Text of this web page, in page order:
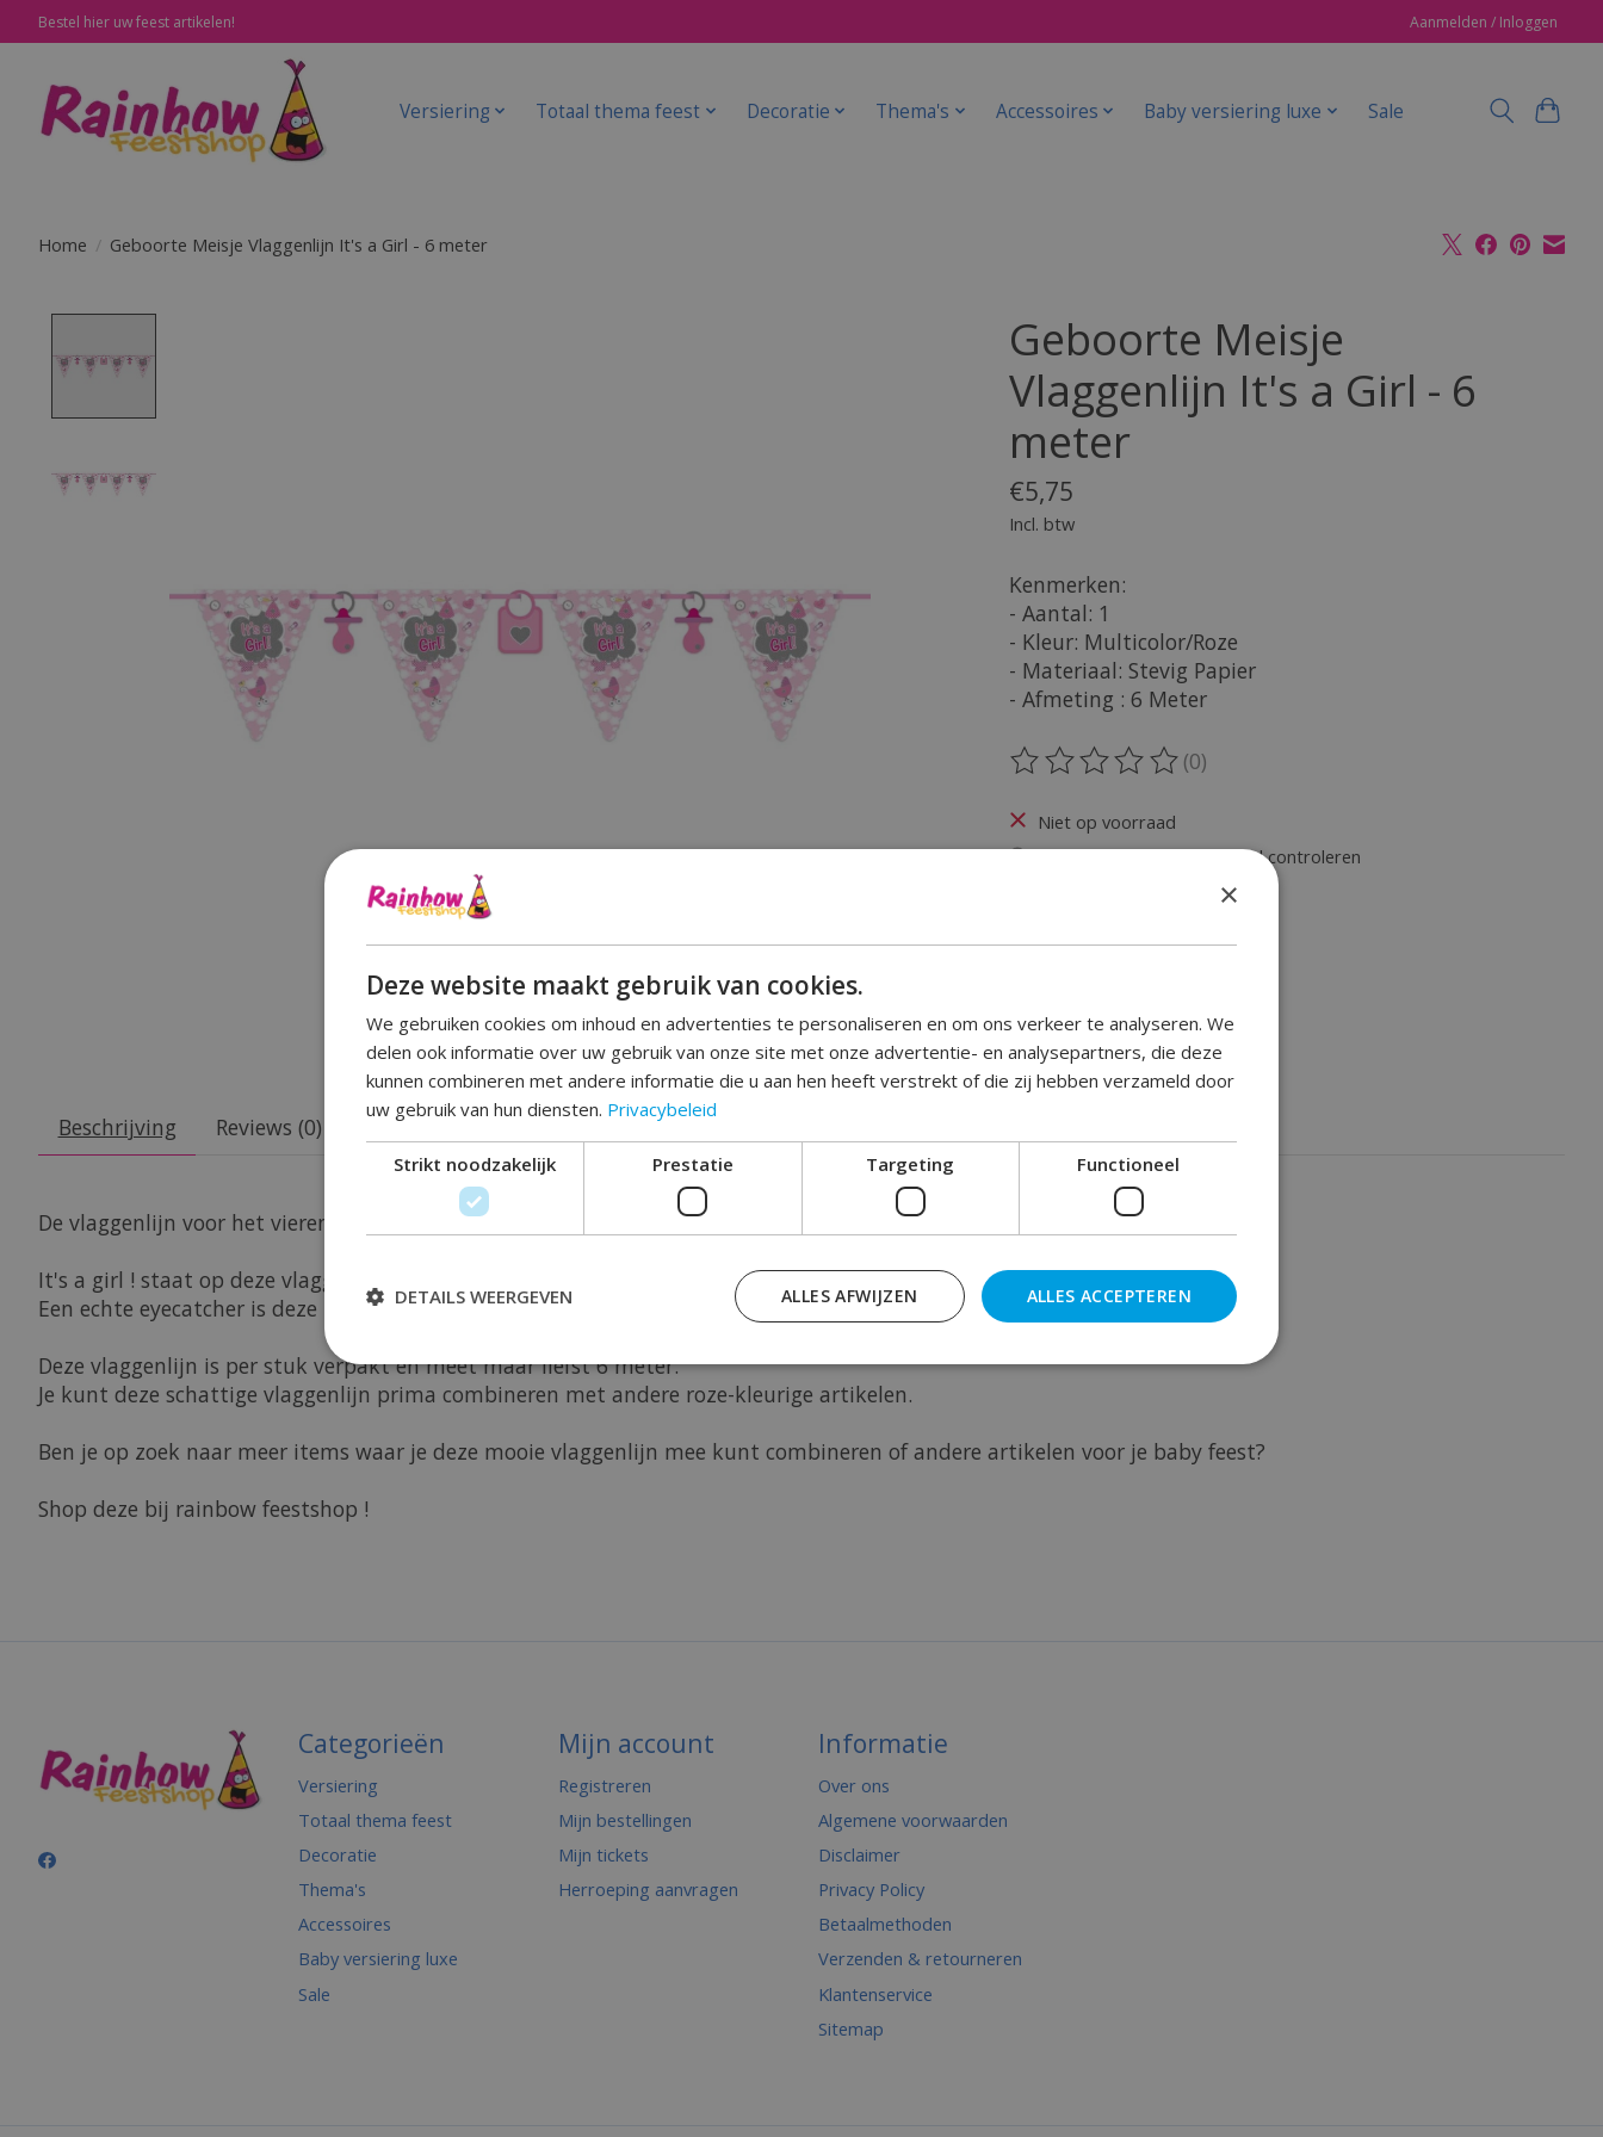
Bestel hier uw feest artikelen! Aanmelden / Inloggen
Versiering Totaal thema feest Decoratie Thema's Accessoires Baby versiering luxe Sale
Home / Geboorte Meisje Vlaggenlijn It's a Girl - 6 meter
Geboorte Meisje
Vlaggenlijn It's a Girl - 6
meter
€5,75
Incl. btw
Kenmerken:
- Aantal: 1
- Kleur: Multicolor/Roze
- Materiaal: Stevig Papier
- Afmeting : 6 Meter
De beoordeling van dit product is
(0)
Niet op voorraad
Beschikbaarheid in de winkel controleren
Beschrijving Reviews (0)
De vlaggenlijn voor het vieren van de geboorte van een meisje of het vieren van een babyshower !
It's a girl ! staat op deze vlaggenlijn gedrukt met afwisselende figuren van een slab en speen.
Een echte eyecatcher is deze zachtroze kleurige vlaggenlijn.
Deze vlaggenlijn is per stuk verpakt en meet maar liefst 6 meter.
Je kunt deze schattige vlaggenlijn prima combineren met andere roze-kleurige artikelen.
Ben je op zoek naar meer items waar je deze mooie vlaggenlijn mee kunt combineren of andere artikelen voor je baby feest?
Shop deze bij rainbow feestshop !
Categorieën
Versiering
Totaal thema feest
Decoratie
Thema's
Accessoires
Baby versiering luxe
Sale
Mijn account
Registreren
Mijn bestellingen
Mijn tickets
Herroeping aanvragen
Informatie
Over ons
Algemene voorwaarden
Disclaimer
Privacy Policy
Betaalmethoden
Verzenden & retourneren
Klantenservice
Sitemap
×
Deze website maakt gebruik van cookies.
We gebruiken cookies om inhoud en advertenties te personaliseren en om ons verkeer te analyseren. We
delen ook informatie over uw gebruik van onze site met onze advertentie- en analysepartners, die deze
kunnen combineren met andere informatie die u aan hen heeft verstrekt of die zij hebben verzameld door
uw gebruik van hun diensten. Privacybeleid
Strikt noodzakelijk Prestatie Targeting Functioneel
ALLES ACCEPTEREN
ALLES AFWIJZEN
DETAILS WEERGEVEN